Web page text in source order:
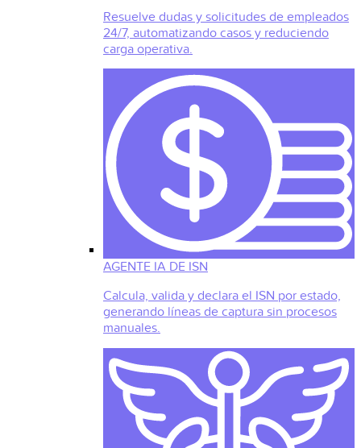
Resuelve dudas y solicitudes de empleados
24/7, automatizando casos y reduciendo
carga operativa.
AGENTE IA DE ISN
Calcula, valida y declara el ISN por estado,
generando líneas de captura sin procesos
manuales.